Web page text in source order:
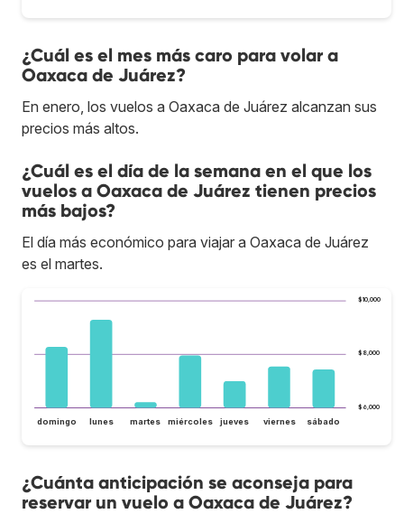
¿Cuál es el mes más caro para volar a
Oaxaca de Juárez?
En enero, los vuelos a Oaxaca de Juárez alcanzan sus
precios más altos.
¿Cuál es el día de la semana en el que los
vuelos a Oaxaca de Juárez tienen precios
más bajos?
El día más económico para viajar a Oaxaca de Juárez
es el martes.
$6,000
$8,000
$10,000
domingo lunes martes miércoles jueves viernes sábado
¿Cuánta anticipación se aconseja para
reservar un vuelo a Oaxaca de Juárez?